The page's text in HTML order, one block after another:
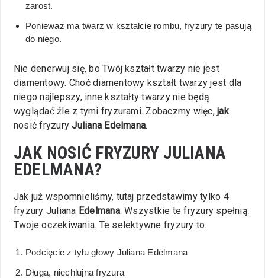
zarost.
Ponieważ ma twarz w kształcie rombu, fryzury te pasują
do niego.
Nie denerwuj się, bo Twój kształt twarzy nie jest
diamentowy. Choć diamentowy kształt twarzy jest dla
niego najlepszy, inne kształty twarzy nie będą
wyglądać źle z tymi fryzurami. Zobaczmy więc,jak
nosić fryzuryJuliana Edelmana.
JAK NOSIĆ FRYZURY JULIANA
EDELMANA?
Jak już wspomnieliśmy, tutaj przedstawimy tylko 4
fryzury Juliana Edelmana. Wszystkie te fryzury spełnią
Twoje oczekiwania. Te selektywne fryzury to.
Podcięcie z tyłu głowy Juliana Edelmana
Długa, niechlujna fryzura